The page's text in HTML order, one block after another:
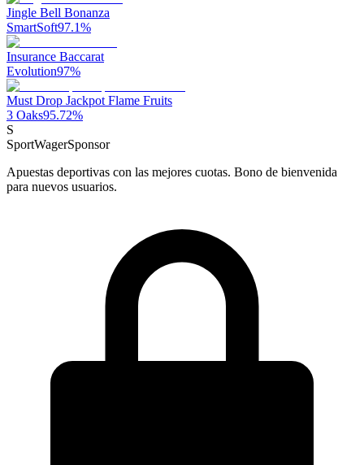
Jingle Bell Bonanza
SmartSoft97.1%
Insurance Baccarat
Evolution97%
Must Drop Jackpot Flame Fruits
3 Oaks95.72%
S
SportWagerSponsor
Apuestas deportivas con las mejores cuotas. Bono de bienvenida
para nuevos usuarios.